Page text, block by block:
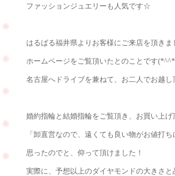
ファッションジュエリーも人気です☆
はるばる福井県よりお客様にご来店を頂きま
ホームページをご覧頂いたとのことです
名古屋へドライブを兼ねて、お二人でお越し
婚約指輪と結婚指輪をご覧頂き、お買い上げ
「卸直営なので、遠くても良い物がお値打ち
思ったのでと、仰って頂けました！
実際に、予想以上のダイヤモンドの大きさと